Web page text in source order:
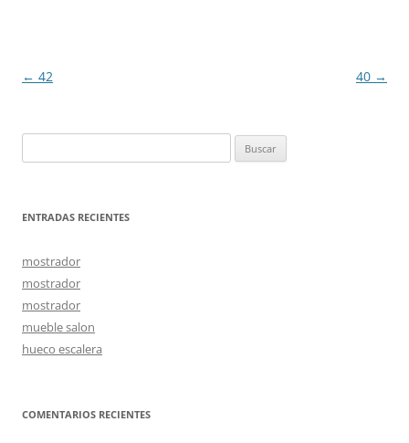
Navegación
← 42 40 →
ENTRADAS RECIENTES
mostrador
mostrador
mostrador
mueble salon
hueco escalera
COMENTARIOS RECIENTES